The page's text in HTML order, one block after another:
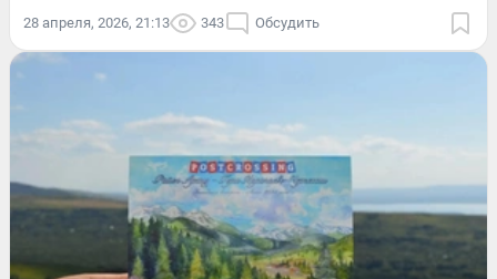
28 апреля, 2026, 21:13 343 Обсудить